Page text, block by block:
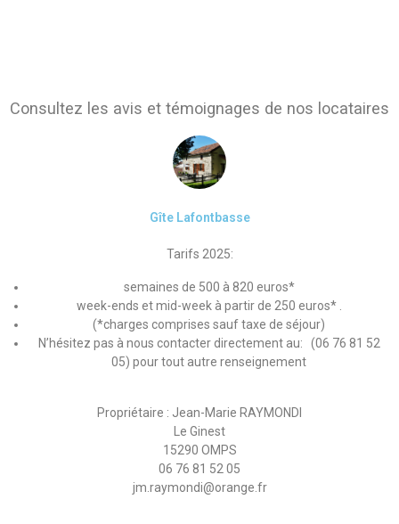
Consultez les avis et témoignages de nos locataires
Gîte Lafontbasse
Tarifs 2025:
semaines de 500 à 820 euros*
week-ends et mid-week à partir de 250 euros* .
(*charges comprises sauf taxe de séjour)
N’hésitez pas à nous contacter directement au: (06 76 81 52
05) pour tout autre renseignement
Propriétaire : Jean-Marie RAYMONDI
Le Ginest
15290 OMPS
06 76 81 52 05
jm.raymondi@orange.fr